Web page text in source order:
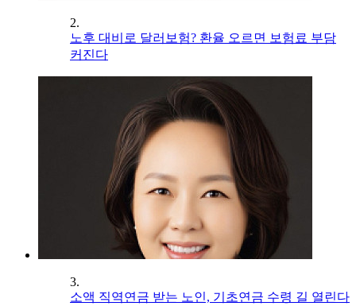
2.
노후 대비로 달러보험? 환율 오르면 보험료 부담
커진다
3.
소액 직역연금 받는 노인, 기초연금 수령 길 열린다